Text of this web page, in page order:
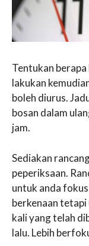
Tentukan berapa
lakukan
boleh diurus.
bosan dalam
jam.
Sediakan
peperiksaan.
untuk anda
berkenaan tetapi
kali yang telah
lalu. Lebih